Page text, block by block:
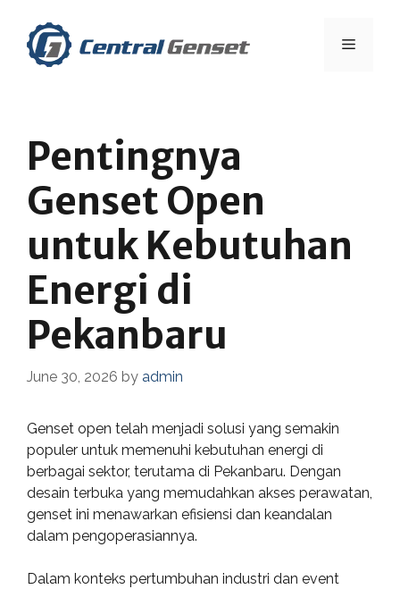
content
Menu
Pentingnya
Genset Open
untuk Kebutuhan
Energi di
Pekanbaru
June 30, 2026 by admin
Genset open telah menjadi solusi yang semakin
populer untuk memenuhi kebutuhan energi di
berbagai sektor, terutama di Pekanbaru. Dengan
desain terbuka yang memudahkan akses perawatan,
genset ini menawarkan efisiensi dan keandalan
dalam pengoperasiannya.
Dalam konteks pertumbuhan industri dan event